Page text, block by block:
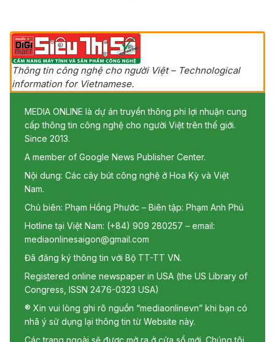
Thông tin công nghệ cho người Việt – Technological
information for Vietnamese.
MEDIA ONLINE là dự án truyền thông phi lợi nhuận cung
cấp thông tin công nghệ cho người Việt trên thế giới.
Since 2013.
A member of Google News Publisher Center.
Nội dung: Các cây bút công nghệ ở Hoa Kỳ và Việt
Nam.
Chủ biên: Phạm Hồng Phước – Biên tập: Phạm Anh Phú
Hotline tại Việt Nam: (+84) 909 280257 – email:
mediaonlinesaigon@gmail.com
Đã đăng ký thông tin với Bộ TT-TT VN.
Registered online newspaper in USA (the US Library of
Congress, ISSN 2476-0323 USA)
® Xin vui lòng ghi rõ nguồn “mediaonlinevn” khi bạn có
nhã ý sử dụng lại thông tin từ Website này.
Các trang ngoài sẽ được mở ra ở cửa sổ mới. Chúng tôi